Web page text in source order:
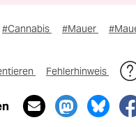
#Cannabis #Mauer
Fehlerhinweis